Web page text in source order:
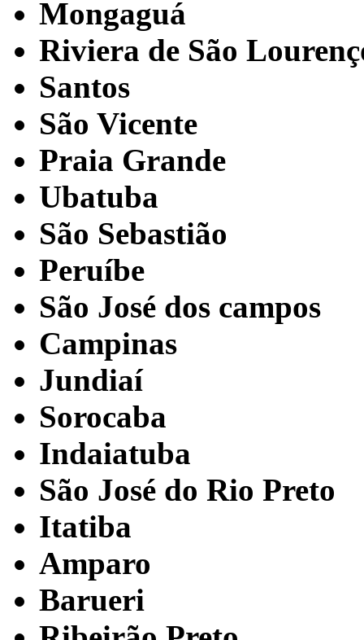
Mongaguá
Riviera de São
Santos
São Vicente
Praia Grande
Ubatuba
São Sebastião
Peruíbe
São José dos campos
Campinas
Jundiaí
Sorocaba
Indaiatuba
São José do Rio Preto
Itatiba
Amparo
Barueri